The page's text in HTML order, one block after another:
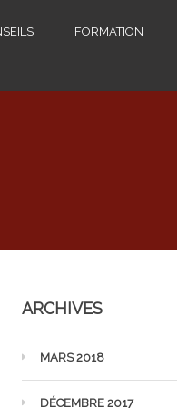
FORMATION
ARCHIVES
MARS 2018
DÉCEMBRE 2017